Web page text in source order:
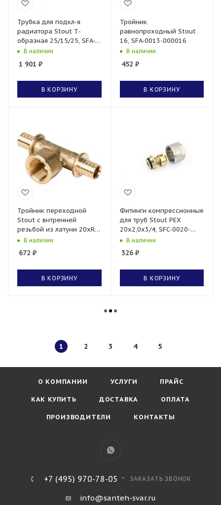
Трубка для подкл-я
радиатора Stout Т-
образная 25/15/25, SFA-
0026-252525
В наличии
1 901 ₽
В КОРЗИНУ
Тройник
равнопроходный Stout
16, SFA-0013-000016
В наличии
452 ₽
В КОРЗИНУ
Тройник переходной
Stout с внтренней
резьбой из латуни 20xRp
1/2В наличии
672 ₽
В КОРЗИНУ
Фитинги компрессионные
для труб Stout PEX
20x2,0x3/4, SFC-0020-
002020
В наличии
326₽
В КОРЗИНУ
1 2 3 4 5
О КОМПАНИИ УСЛУГИ ПРАЙС
КАК КУПИТЬ ДОСТАВКА ОПЛАТА
ПРОИЗВОДИТЕЛИ КОНТАКТЫ
+7 (495) 970-78-05 ЗАКАЗАТЬ ЗВОНОК
info@santeh-svar.ru